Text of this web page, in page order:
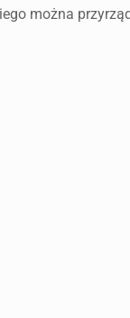
można